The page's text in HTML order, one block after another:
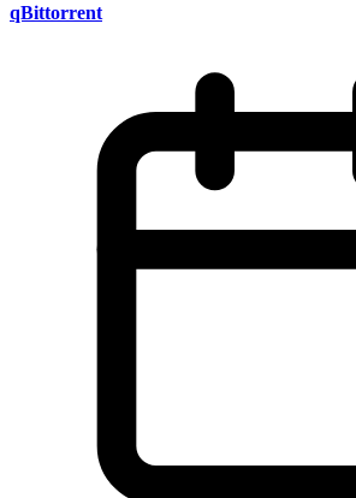
qBittorrent